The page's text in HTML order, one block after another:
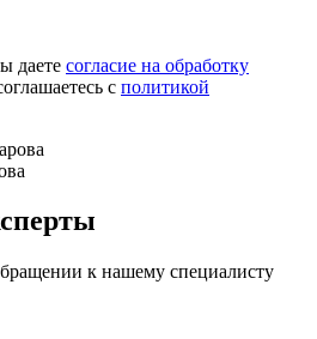
даете согласие на обработку
c политикой
к нашему специалисту